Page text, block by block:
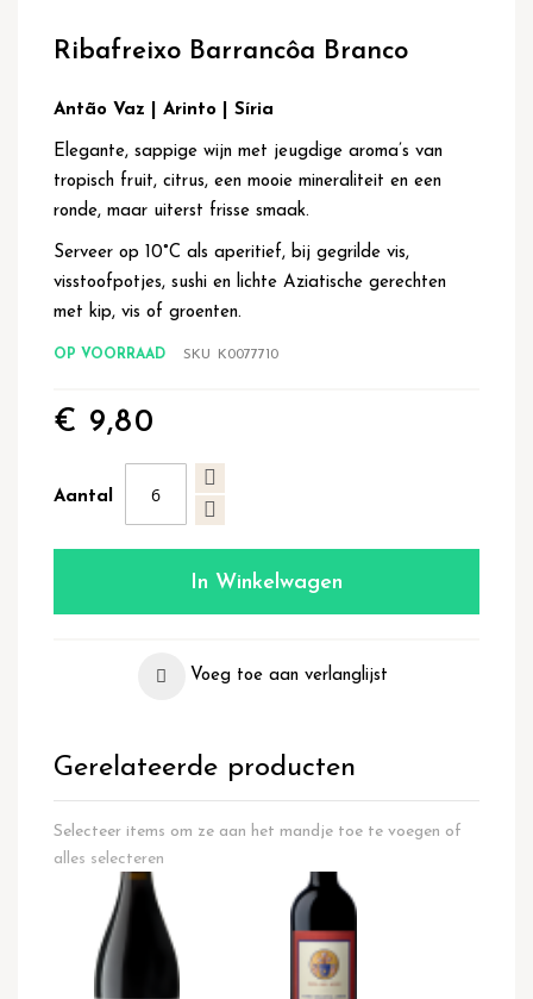
het
van
afbeeldingen-
gallerij
Ribafreixo Barrancôa Branco
Antão Vaz | Arinto | Síria
Elegante, sappige wijn met jeugdige aroma’s van
tropisch fruit, citrus, een mooie mineraliteit en een
ronde, maar uiterst frisse smaak.
Serveer op 10°C als aperitief, bij gegrilde vis,
visstoofpotjes, sushi en lichte Aziatische gerechten
met kip, vis of groenten.
OP VOORRAAD SKU K0077710
€ 9,80
Aantal
In Winkelwagen
Voeg toe aan verlanglijst
Gerelateerde producten
Selecteer items om ze aan het mandje toe te voegen of
alles selecteren